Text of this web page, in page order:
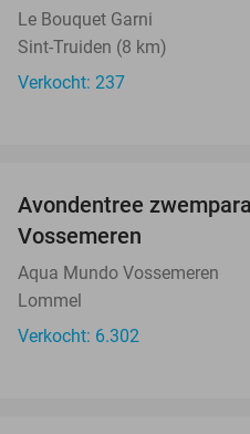
Le Bouquet Garni
Sint-Truiden (8 km)
Verkocht: 237
Avondentree
Vossemeren
Aqua Mundo Vossemeren
Lommel
Verkocht: 6.302